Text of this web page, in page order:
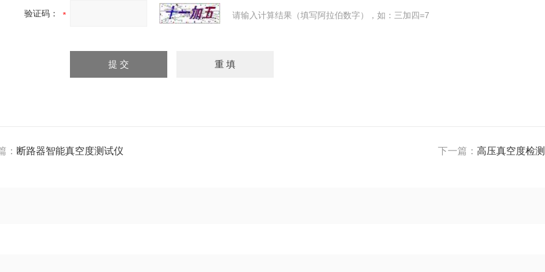
验证码： 请输入计算结果（填写阿拉伯数字），如：三加四=7
： 断路器智能真空度测试仪 下一篇： 高压真空度检